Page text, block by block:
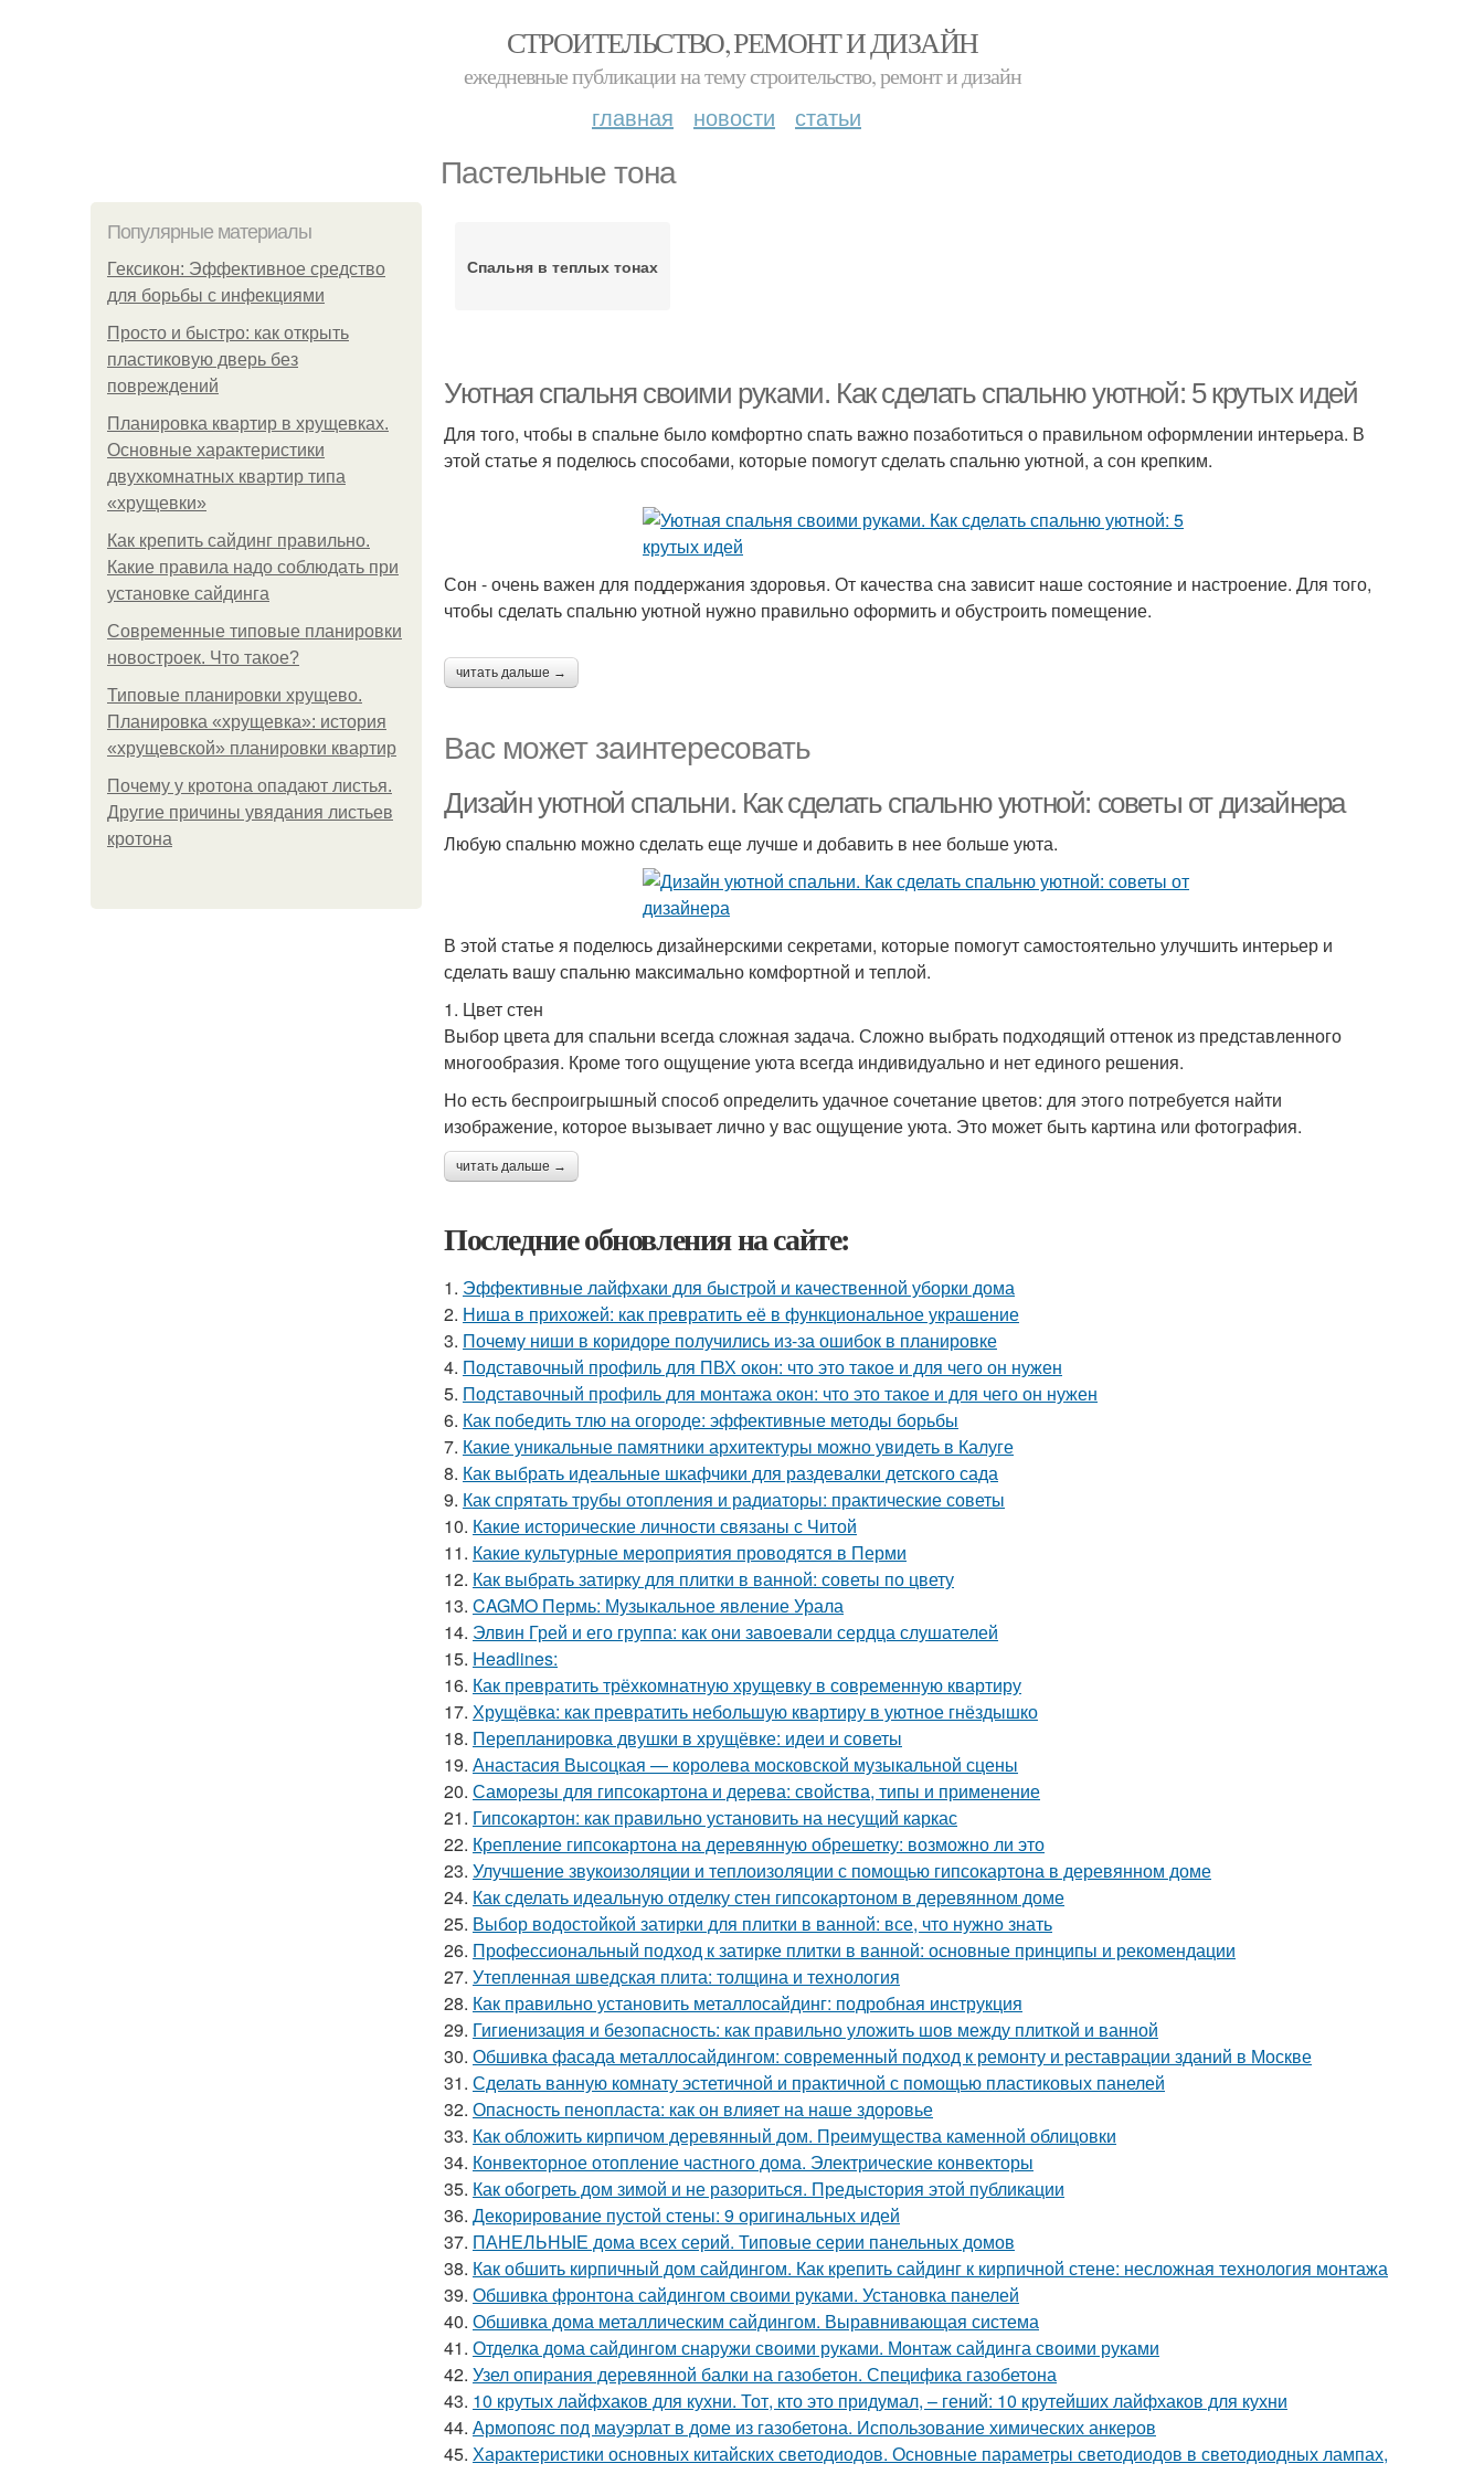
СТРОИТЕЛЬСТВО, РЕМОНТ И ДИЗАЙН
ежедневные публикации на тему строительство, ремонт и дизайн
главная новости статьи
Пастельные тона
Популярные материалы
Гексикон: Эффективное средство
для борьбы с инфекциями
Просто и быстро: как открыть
пластиковую дверь без
повреждений
Планировка квартир в хрущевках.
Основные характеристики
двухкомнатных квартир типа
«хрущевки»
Как крепить сайдинг правильно.
Какие правила надо соблюдать при
установке сайдинга
Современные типовые планировки
новостроек. Что такое?
Типовые планировки хрущево.
Планировка «хрущевка»: история
«хрущевской» планировки квартир
Почему у кротона опадают листья.
Другие причины увядания листьев
кротона
Спальня в теплых тонах
Уютная спальня своими руками. Как сделать спальню уютной: 5 крутых идей
Для того, чтобы в спальне было комфортно спать важно позаботиться о правильном оформлении интерьера. В
этой статье я поделюсь способами, которые помогут сделать спальню уютной, а сон крепким.
Сон - очень важен для поддержания здоровья. От качества сна зависит наше состояние и настроение. Для того,
чтобы сделать спальню уютной нужно правильно оформить и обустроить помещение.
читать дальше →
Вас может заинтересовать
Дизайн уютной спальни. Как сделать спальню уютной: советы от дизайнера
Любую спальню можно сделать еще лучше и добавить в нее больше уюта.
В этой статье я поделюсь дизайнерскими секретами, которые помогут самостоятельно улучшить интерьер и
сделать вашу спальню максимально комфортной и теплой.
1. Цвет стен
Выбор цвета для спальни всегда сложная задача. Сложно выбрать подходящий оттенок из представленного
многообразия. Кроме того ощущение уюта всегда индивидуально и нет единого решения.
Но есть беспроигрышный способ определить удачное сочетание цветов: для этого потребуется найти
изображение, которое вызывает лично у вас ощущение уюта. Это может быть картина или фотография.
читать дальше →
Последние обновления на сайте:
1. Эффективные лайфхаки для быстрой и качественной уборки дома
2. Ниша в прихожей: как превратить её в функциональное украшение
3. Почему ниши в коридоре получились из-за ошибок в планировке
4. Подставочный профиль для ПВХ окон: что это такое и для чего он нужен
5. Подставочный профиль для монтажа окон: что это такое и для чего он нужен
6. Как победить тлю на огороде: эффективные методы борьбы
7. Какие уникальные памятники архитектуры можно увидеть в Калуге
8. Как выбрать идеальные шкафчики для раздевалки детского сада
9. Как спрятать трубы отопления и радиаторы: практические советы
10. Какие исторические личности связаны с Читой
11. Какие культурные мероприятия проводятся в Перми
12. Как выбрать затирку для плитки в ванной: советы по цвету
13. CAGMO Пермь: Музыкальное явление Урала
14. Элвин Грей и его группа: как они завоевали сердца слушателей
15. Headlines:
16. Как превратить трёхкомнатную хрущевку в современную квартиру
17. Хрущёвка: как превратить небольшую квартиру в уютное гнёздышко
18. Перепланировка двушки в хрущёвке: идеи и советы
19. Анастасия Высоцкая — королева московской музыкальной сцены
20. Саморезы для гипсокартона и дерева: свойства, типы и применение
21. Гипсокартон: как правильно установить на несущий каркас
22. Крепление гипсокартона на деревянную обрешетку: возможно ли это
23. Улучшение звукоизоляции и теплоизоляции с помощью гипсокартона в деревянном доме
24. Как сделать идеальную отделку стен гипсокартоном в деревянном доме
25. Выбор водостойкой затирки для плитки в ванной: все, что нужно знать
26. Профессиональный подход к затирке плитки в ванной: основные принципы и рекомендации
27. Утепленная шведская плита: толщина и технология
28. Как правильно установить металлосайдинг: подробная инструкция
29. Гигиенизация и безопасность: как правильно уложить шов между плиткой и ванной
30. Обшивка фасада металлосайдингом: современный подход к ремонту и реставрации зданий в Москве
31. Сделать ванную комнату эстетичной и практичной с помощью пластиковых панелей
32. Опасность пенопласта: как он влияет на наше здоровье
33. Как обложить кирпичом деревянный дом. Преимущества каменной облицовки
34. Конвекторное отопление частного дома. Электрические конвекторы
35. Как обогреть дом зимой и не разориться. Предыстория этой публикации
36. Декорирование пустой стены: 9 оригинальных идей
37. ПАНЕЛЬНЫЕ дома всех серий. Типовые серии панельных домов
38. Как обшить кирпичный дом сайдингом. Как крепить сайдинг к кирпичной стене: несложная технология монтажа
39. Обшивка фронтона сайдингом своими руками. Установка панелей
40. Обшивка дома металлическим сайдингом. Выравнивающая система
41. Отделка дома сайдингом снаружи своими руками. Монтаж сайдинга своими руками
42. Узел опирания деревянной балки на газобетон. Специфика газобетона
43. 10 крутых лайфхаков для кухни. Тот, кто это придумал, – гений: 10 крутейших лайфхаков для кухни
44. Армопояс под мауэрлат в доме из газобетона. Использование химических анкеров
45. Характеристики основных китайских светодиодов. Основные параметры светодиодов в светодиодных лампах,